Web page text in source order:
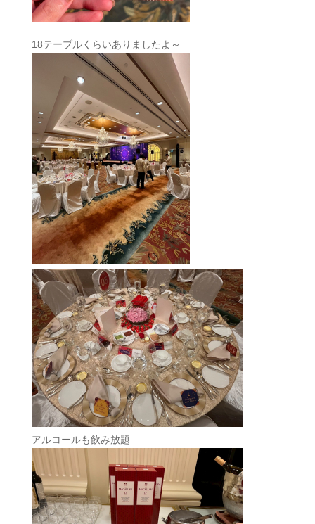
18テーブルくらいありましたよ～
アルコールも飲み放題